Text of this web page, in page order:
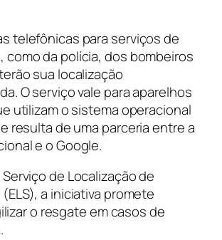
telefônicas para serviços de
como da polícia, dos bombeiros
sua localização
O serviço vale para aparelhos
utilizam o sistema operacional
resulta de uma parceria entre a
e o Google.
de Localização de
a iniciativa promete
o resgate em casos de